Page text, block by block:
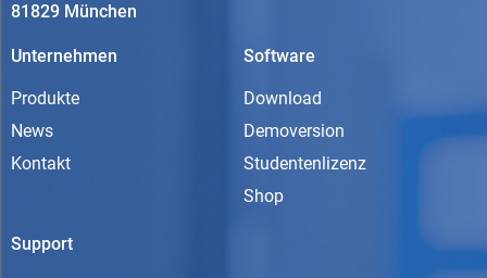
81829 München
Unternehmen
Produkte
News
Kontakt
Software
Download
Demoversion
Studentenlizenz
Shop
Support